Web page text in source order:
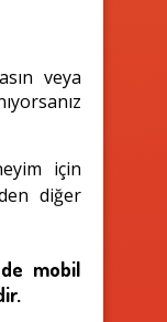
veya
için
diğer
mobil